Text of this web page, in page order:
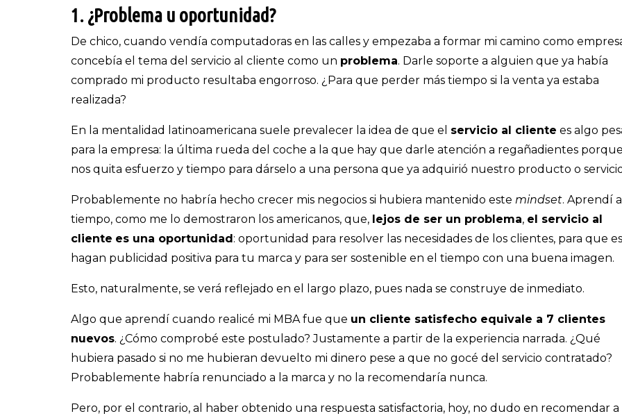
1. ¿Problema u oportunidad?
De chico, cuando vendía computadoras en las calles y empezaba a formar mi camino como
concebía el tema del servicio al cliente como un problema. Darle soporte a alguien que ya había
comprado mi producto resultaba engorroso. ¿Para que perder más tiempo si la venta ya estaba
realizada?
En la mentalidad latinoamericana suele prevalecer la idea de que el servicio al cliente es algo
para la empresa: la última rueda del coche a la que hay que darle atención a regañadientes porque
nos quita esfuerzo y tiempo para dárselo a una persona que ya adquirió nuestro producto o
Probablemente no habría hecho crecer mis negocios si hubiera mantenido este mindset. Aprendí a
tiempo, como me lo demostraron los americanos, que, lejos de ser un problema, el servicio al
cliente es una oportunidad : oportunidad para resolver las necesidades de los clientes, para que
hagan publicidad positiva para tu marca y para ser sostenible en el tiempo con una buena imagen.
Esto, naturalmente, se verá reflejado en el largo plazo, pues nada se construye de inmediato.
Algo que aprendí cuando realicé mi MBA fue que un cliente satisfecho equivale a 7 clientes
nuevos. ¿Cómo comprobé este postulado? Justamente a partir de la experiencia narrada. ¿Qué
hubiera pasado si no me hubieran devuelto mi dinero pese a que no gocé del servicio contratado?
Probablemente habría renunciado a la marca y no la recomendaría nunca.
Pero, por el contrario, al haber obtenido una respuesta satisfactoria, hoy, no dudo en recomendar a